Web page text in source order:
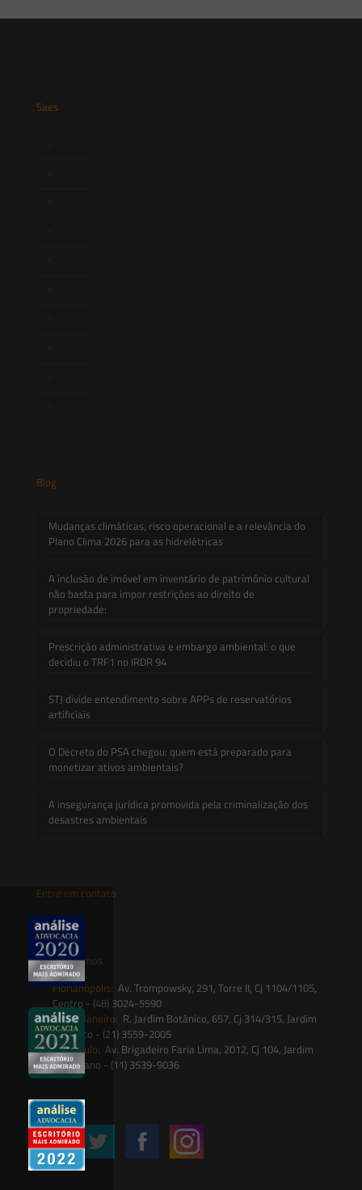
Saes
Blog
Mudanças climáticas, risco operacional e a relevância do
Plano Clima 2026 para as hidrelétricas
A inclusão de imóvel em inventário de patrimônio cultural
não basta para impor restrições ao direito de
propriedade:
Prescrição administrativa e embargo ambiental: o que
decidiu o TRF1 no IRDR 94
STJ divide entendimento sobre APPs de reservatórios
artificiais
O Decreto do PSA chegou: quem está preparado para
monetizar ativos ambientais?
A insegurança jurídica promovida pela criminalização dos
desastres ambientais
Entre em contato
contato@saesadvogados.com.br
Onde estamos
Florianópolis: Av. Trompowsky, 291, Torre II, Cj 1104/1105,
Centro - (48) 3024-5590
Rio de Janeiro: R. Jardim Botânico, 657, Cj 314/315, Jardim
Botânico - (21) 3559-2005
São Paulo: Av. Brigadeiro Faria Lima, 2012, Cj 104, Jardim
Paulistano - (11) 3539-9036
Siga-nos